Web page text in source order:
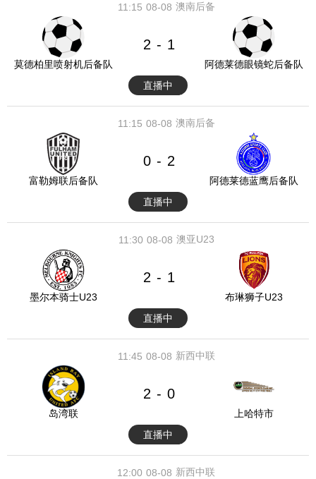
08-08
11:15 澳南后备
莫德柏里喷射机后备队
2 - 1
阿德莱德眼镜蛇后备队
直播中
08-08
11:15 澳南后备
富勒姆联后备队
0 - 2
阿德莱德蓝鹰后备队
直播中
08-08
11:30 澳亚U23
墨尔本骑士U23
2 - 1
布琳狮子U23
直播中
08-08
11:45 新西中联
岛湾联
2 - 0
上哈特市
直播中
08-08
12:00 新西中联